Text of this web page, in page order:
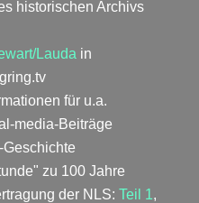
historischen Archivs
Lauda in
für u.a.
media-Beiträge
Geschichte
zu 100 Jahre
der NLS:Teil 1,